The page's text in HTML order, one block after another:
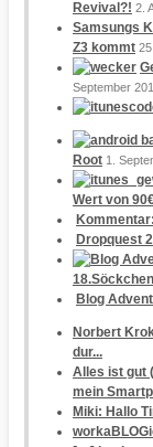
Revival?! 2.
Samsungs
Z3 kommt
September
Root 1.
Wert von
Dropquest
18.Söckchen
Blog
Norbert
dur...
Alles ist gut
mein
Miki: Hallo